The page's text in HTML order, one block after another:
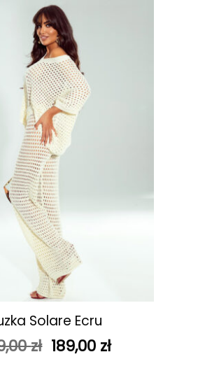
Solare Ecru
zł Pierwotna
cena
189,00 złAktualna